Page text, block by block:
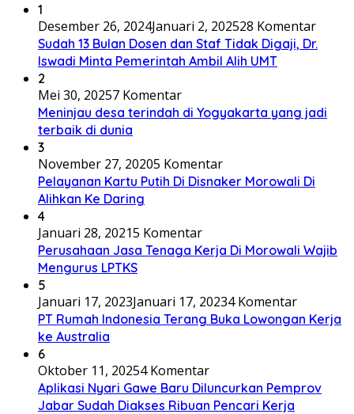
1
Desember 26, 2024Januari 2, 202528 Komentar
Sudah 13 Bulan Dosen dan Staf Tidak Digaji, Dr.
Iswadi Minta Pemerintah Ambil Alih UMT
2
Mei 30, 20257 Komentar
Meninjau desa terindah di Yogyakarta yang jadi
terbaik di dunia
3
November 27, 20205 Komentar
Pelayanan Kartu Putih Di Disnaker Morowali Di
Alihkan Ke Daring
4
Januari 28, 20215 Komentar
Perusahaan Jasa Tenaga Kerja Di Morowali Wajib
Mengurus LPTKS
5
Januari 17, 2023Januari 17, 20234 Komentar
PT Rumah Indonesia Terang Buka Lowongan Kerja
ke Australia
6
Oktober 11, 20254 Komentar
Aplikasi Nyari Gawe Baru Diluncurkan Pemprov
Jabar Sudah Diakses Ribuan Pencari Kerja